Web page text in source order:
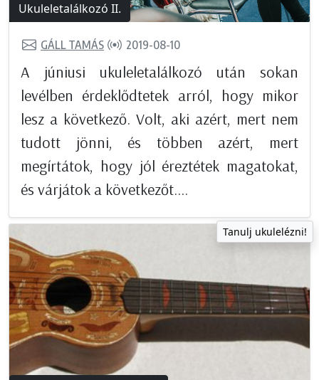
Ukuleletalálkozó II.
GÁLL TAMÁS 2019-08-10
A júniusi ukuleletalálkozó után sokan
levélben érdeklődtetek arról, hogy mikor
lesz a következő. Volt, aki azért, mert nem
tudott jönni, és többen azért, mert
megírtátok, hogy jól éreztétek magatokat,
és várjátok a következőt....
Tanulj ukulelézni!